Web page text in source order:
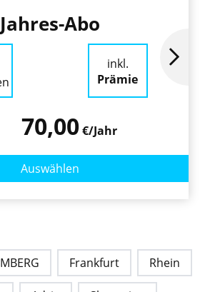
Jahres-Abo
inkl.
Prämie
70,00€/Jahr
Auswählen
Frankfurt Rhein